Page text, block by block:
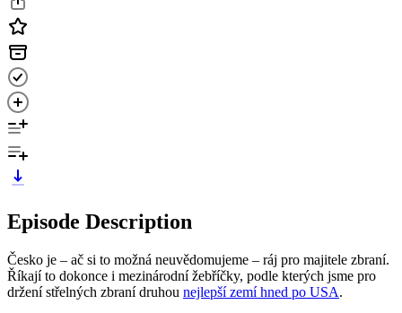
Episode Description
Česko je – ač si to možná neuvědomujeme – ráj pro majitele zbraní.
Říkají to dokonce i mezinárodní žebříčky, podle kterých jsme pro
držení střelných zbraní druhou nejlepší zemí hned po USA.